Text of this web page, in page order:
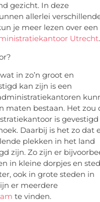
gezicht. In deze
allerlei
je meer lezen over een
Utrecht.
in zo’n groot en
kan zijn is een
maten bestaan. Het zou
is
Daarbij is het zo dat
plekken in het land
zijn. Zo zijn er
in kleine dorpjes en
ook in grote steden in
er meerdere
te vinden.